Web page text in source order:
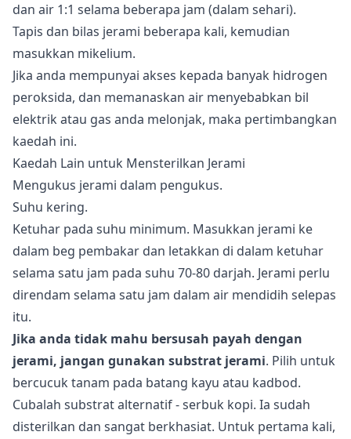
dan air 1:1 selama beberapa jam (dalam sehari).
Tapis dan bilas jerami beberapa kali, kemudian
masukkan mikelium.
Jika anda mempunyai akses kepada banyak hidrogen
peroksida, dan memanaskan air menyebabkan bil
elektrik atau gas anda melonjak, maka pertimbangkan
kaedah ini.
Kaedah Lain untuk Mensterilkan Jerami
Mengukus jerami dalam pengukus.
Suhu kering.
Ketuhar pada suhu minimum. Masukkan jerami ke
dalam beg pembakar dan letakkan di dalam ketuhar
selama satu jam pada suhu 70-80 darjah. Jerami perlu
direndam selama satu jam dalam air mendidih selepas
itu.
Jika anda tidak mahu bersusah payah dengan
jerami, jangan gunakan substrat jerami. Pilih untuk
bercucuk tanam pada batang kayu atau kadbod.
Cubalah substrat alternatif - serbuk kopi. Ia sudah
disterilkan dan sangat berkhasiat. Untuk pertama kali,